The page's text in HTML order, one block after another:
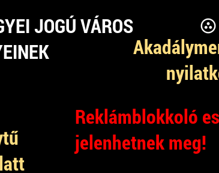
JOGÚ VÁROS
Reklámblokkoló
jelenhetnek meg!